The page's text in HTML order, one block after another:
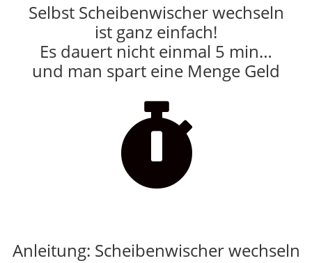
Selbst Scheibenwischer wechseln
ist ganz einfach!
Es dauert nicht einmal 5 min…
und man spart eine Menge Geld

Anleitung: Scheibenwischer wechseln